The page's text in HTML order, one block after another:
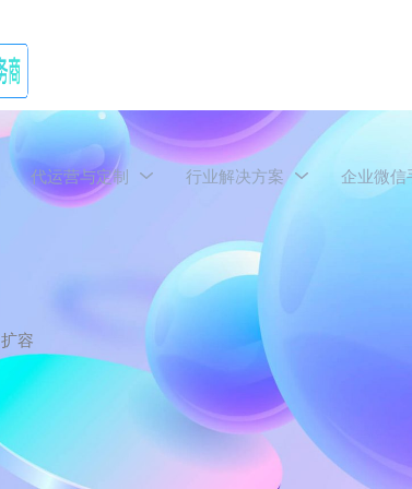
代运营与定制 行业解决方案 企业微信
扩容